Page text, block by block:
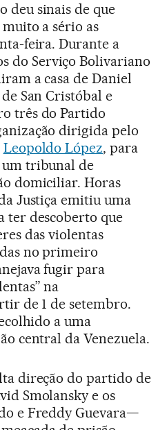
deu sinais de que
a sério as
feira. Durante a
do Serviço Bolivariano
a casa de Daniel
San Cristóbal e
três do Partido
dirigida pelo
Leopoldo López, para
tribunal de
domiciliar. Horas
Justiça emitiu uma
ter descoberto que
das violentas
no primeiro
fugir para
na
de 1 de setembro.
a uma
central da Venezuela.
direção do partido de
Smolansky e os
e Freddy Guevara—